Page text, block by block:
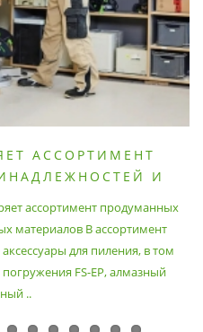
АССОРТИМЕНТ
И
ассортимент продуманных
материалов В ассортимент
для пиления, в том
FS-EP, алмазный
..